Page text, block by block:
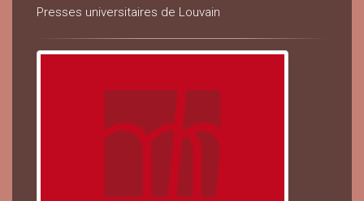
Presses universitaires de Louvain